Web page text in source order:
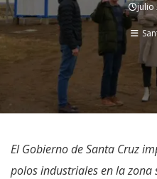
julio
El Gobierno de Santa Cruz
polos industriales en la zona